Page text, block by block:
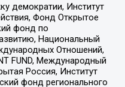
демократии, Институт
Фонд Открытое
фонд по
Национальный
Отношений,
FUND, Международный
Россия, Институт
фонд регионального